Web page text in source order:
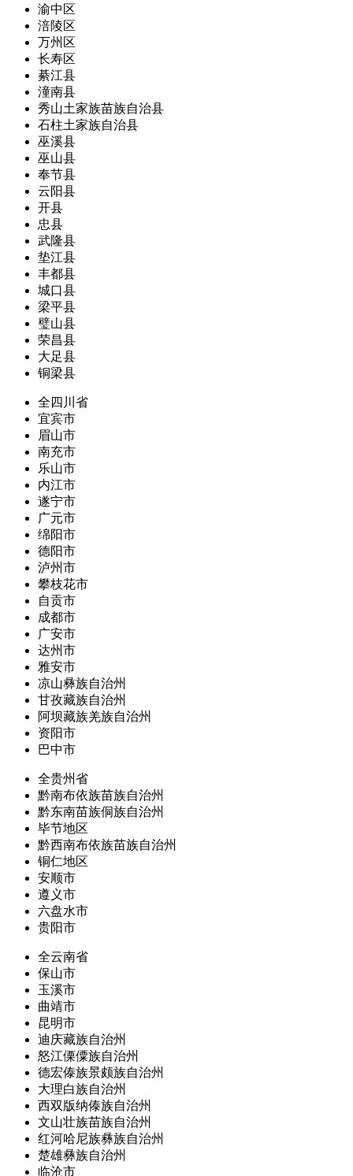
渝中区
涪陵区
万州区
长寿区
綦江县
潼南县
秀山土家族苗族自治县
石柱土家族自治县
巫溪县
巫山县
奉节县
云阳县
开县
忠县
武隆县
垫江县
丰都县
城口县
梁平县
璧山县
荣昌县
大足县
铜梁县
全四川省
宜宾市
眉山市
南充市
乐山市
内江市
遂宁市
广元市
绵阳市
德阳市
泸州市
攀枝花市
自贡市
成都市
广安市
达州市
雅安市
凉山彝族自治州
甘孜藏族自治州
阿坝藏族羌族自治州
资阳市
巴中市
全贵州省
黔南布依族苗族自治州
黔东南苗族侗族自治州
毕节地区
黔西南布依族苗族自治州
铜仁地区
安顺市
遵义市
六盘水市
贵阳市
全云南省
保山市
玉溪市
曲靖市
昆明市
迪庆藏族自治州
怒江傈僳族自治州
德宏傣族景颇族自治州
大理白族自治州
西双版纳傣族自治州
文山壮族苗族自治州
红河哈尼族彝族自治州
楚雄彝族自治州
临沧市